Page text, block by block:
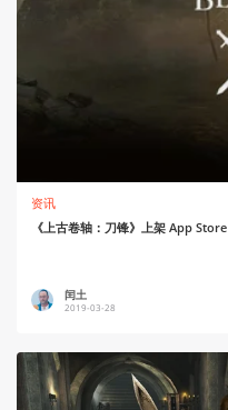
资讯
《上古卷轴：刀锋》上架 App Store
闰土
2019-03-28